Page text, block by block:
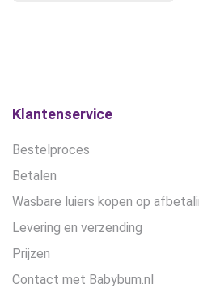
Klantenservice
Bestelproces
Betalen
Wasbare luiers kopen op
Levering en verzending
Prijzen
Contact met Babybum.nl